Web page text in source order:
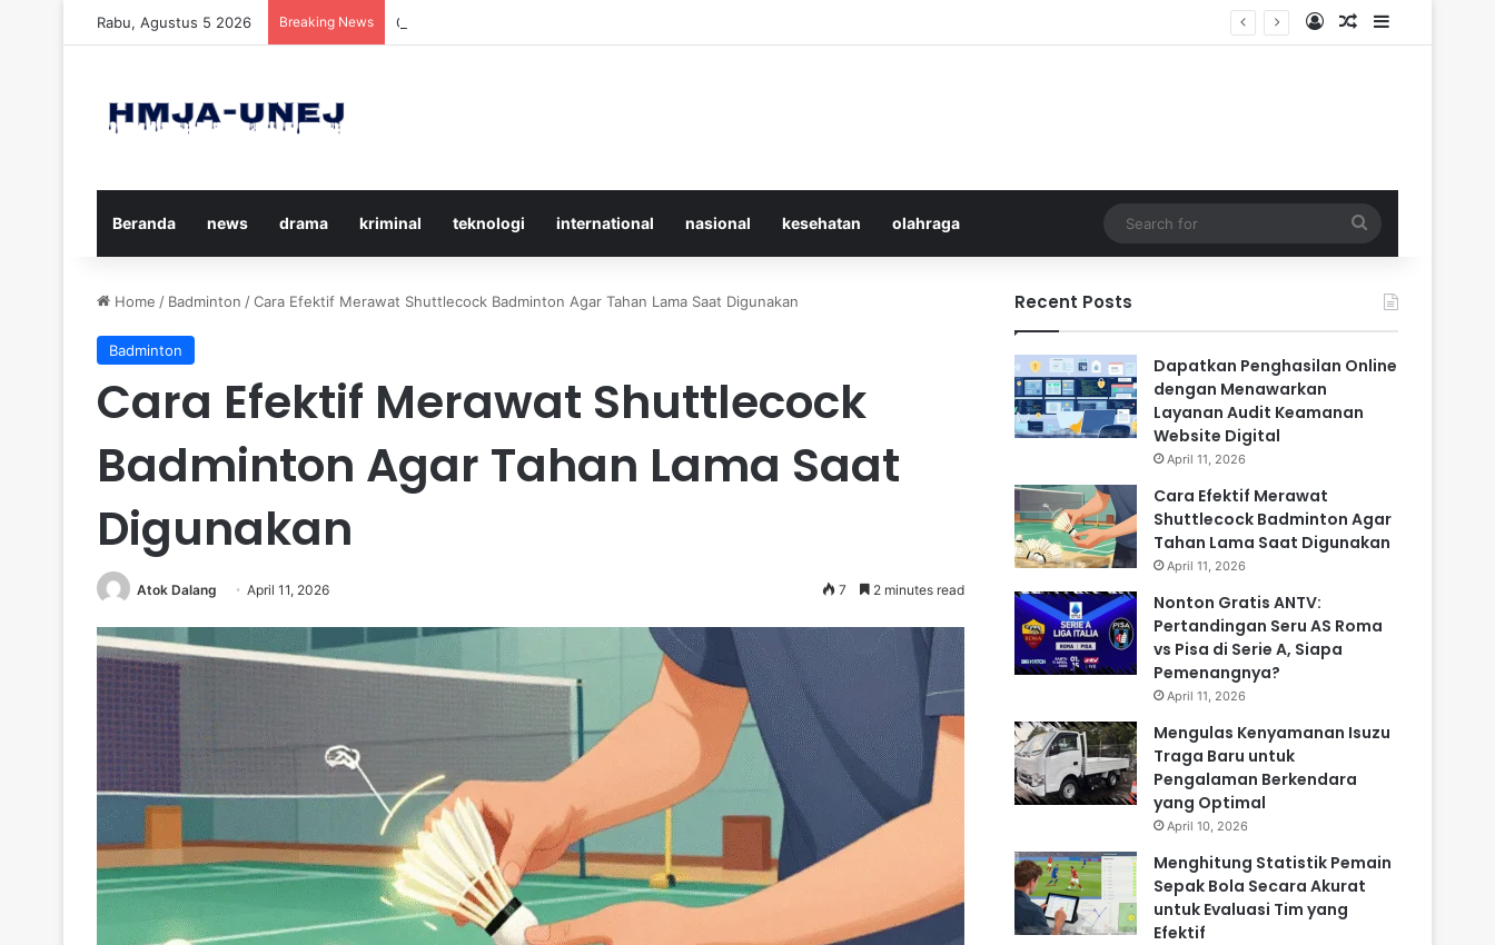
Rabu, Agustus 5 2026 Breaking News Cara Efektif Merawat Shuttlecock Badminton Agar Tahan Lama Saat Digunakan Log InRandom Article
Sidebar
Beranda news drama kriminal teknologi international nasional kesehatan olahraga
for
Home / Badminton /Cara Efektif Merawat Shuttlecock Badminton Agar Tahan Lama Saat Digunakan
Badminton
Cara Efektif Merawat Shuttlecock
Badminton Agar Tahan Lama Saat
Digunakan
Atok Dalang April 11, 2026 7 2 minutes read
Recent Posts
Dapatkan Penghasilan Online
dengan Menawarkan
Layanan Audit Keamanan
Website Digital
April 11, 2026
Cara Efektif Merawat
Shuttlecock Badminton Agar
Tahan Lama Saat Digunakan
April 11, 2026
Nonton Gratis ANTV:
Pertandingan Seru AS Roma
vs Pisa di Serie A, Siapa
Pemenangnya?
April 11, 2026
Mengulas Kenyamanan Isuzu
Traga Baru untuk
Pengalaman Berkendara
yang Optimal
April 10, 2026
Menghitung Statistik Pemain
Sepak Bola Secara Akurat
untuk Evaluasi Tim yang
Efektif